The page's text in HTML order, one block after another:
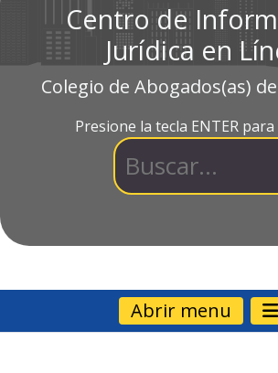
Centro de
Jurídica en
Colegio de Abogados(as)
Presione la tecla ENTER
Abrir menu